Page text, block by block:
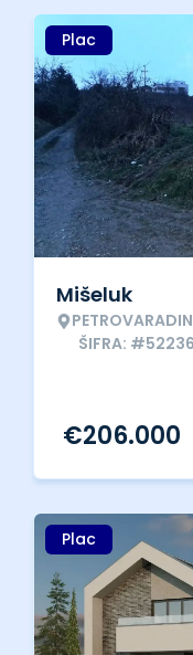
Plac
Mišeluk
PETROVARADIN
ŠIFRA:
€206.000
Plac